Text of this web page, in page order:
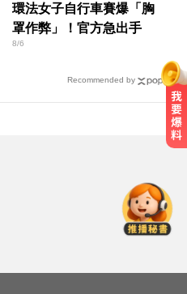
環法女子自行車賽爆「胸
罩作弊」！官方急出手
8/6
Recommended by